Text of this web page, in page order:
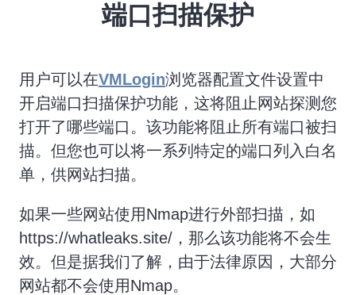
端口扫描保护
用户可以在VMLogin浏览器配置文件设置中
开启端口扫描保护功能，这将阻止网站探测您
打开了哪些端口。该功能将阻止所有端口被扫
描。但您也可以将一系列特定的端口列入白名
单，供网站扫描。
如果一些网站使用Nmap进行外部扫描，如
https://whatleaks.site/，那么该功能将不会生
效。但是据我们了解，由于法律原因，大部分
网站都不会使用Nmap。